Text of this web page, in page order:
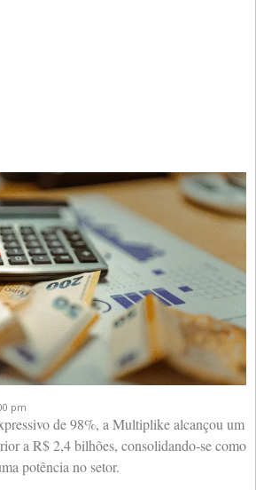
pm
de 98%, a Multiplike alcançou um
a R$ 2,4 bilhões, consolidando-se como
potência no setor.